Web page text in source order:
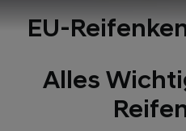
EU-
Alles